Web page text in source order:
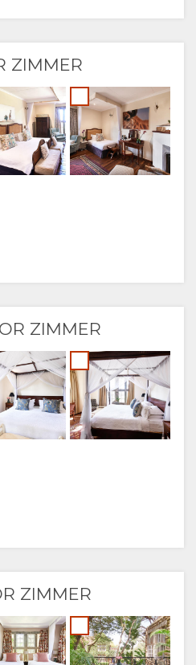
ZIMMER
ZIMMER
ZIMMER